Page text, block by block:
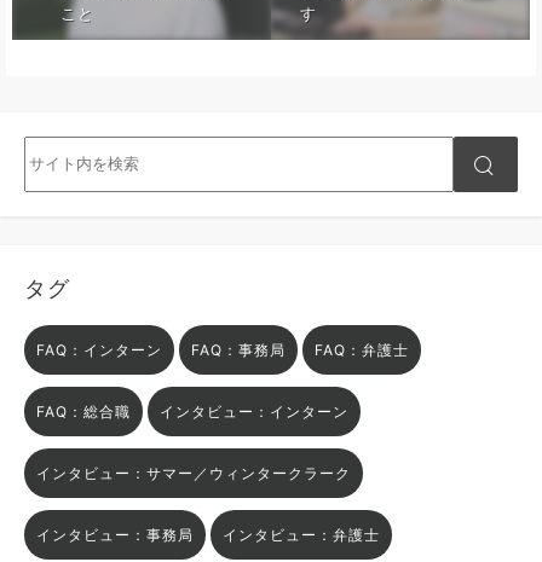
こと
す
タグ
FAQ：インターン FAQ：事務局 FAQ：弁護士
FAQ：総合職 インタビュー：インターン
インタビュー：サマー／ウィンタークラーク
インタビュー：事務局 インタビュー：弁護士